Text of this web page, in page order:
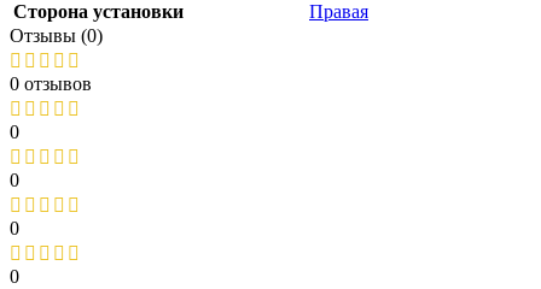
Сторона установки
Правая
Отзывы (0)
0 отзывов
0
0
0
0